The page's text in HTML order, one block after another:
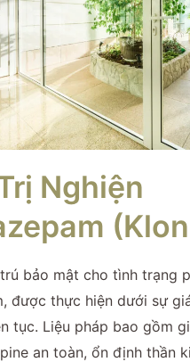
Nghiện
bảo mật cho tình trạng
được thực hiện dưới sự
tục. Liệu pháp bao gồm
an toàn, ổn định thần